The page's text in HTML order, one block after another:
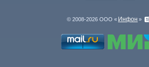
© 2008-2026 ООО « Инфон »